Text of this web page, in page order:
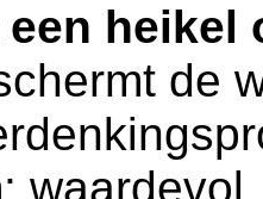
heikel
de